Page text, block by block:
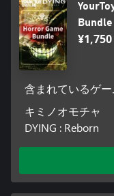
Bundle
¥1,750
含まれているゲー
キミノオモチャ
DYING : Reborn